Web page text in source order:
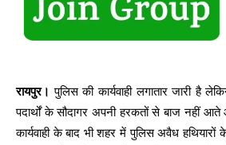
रायपुर। पुलिस की कार्यवाही लगातार जारी है
पदार्थों के सौदागर अपनी हरकतों से बाज नहीं
कार्यवाही के बाद भी शहर में पुलिस अवैध हथियारों